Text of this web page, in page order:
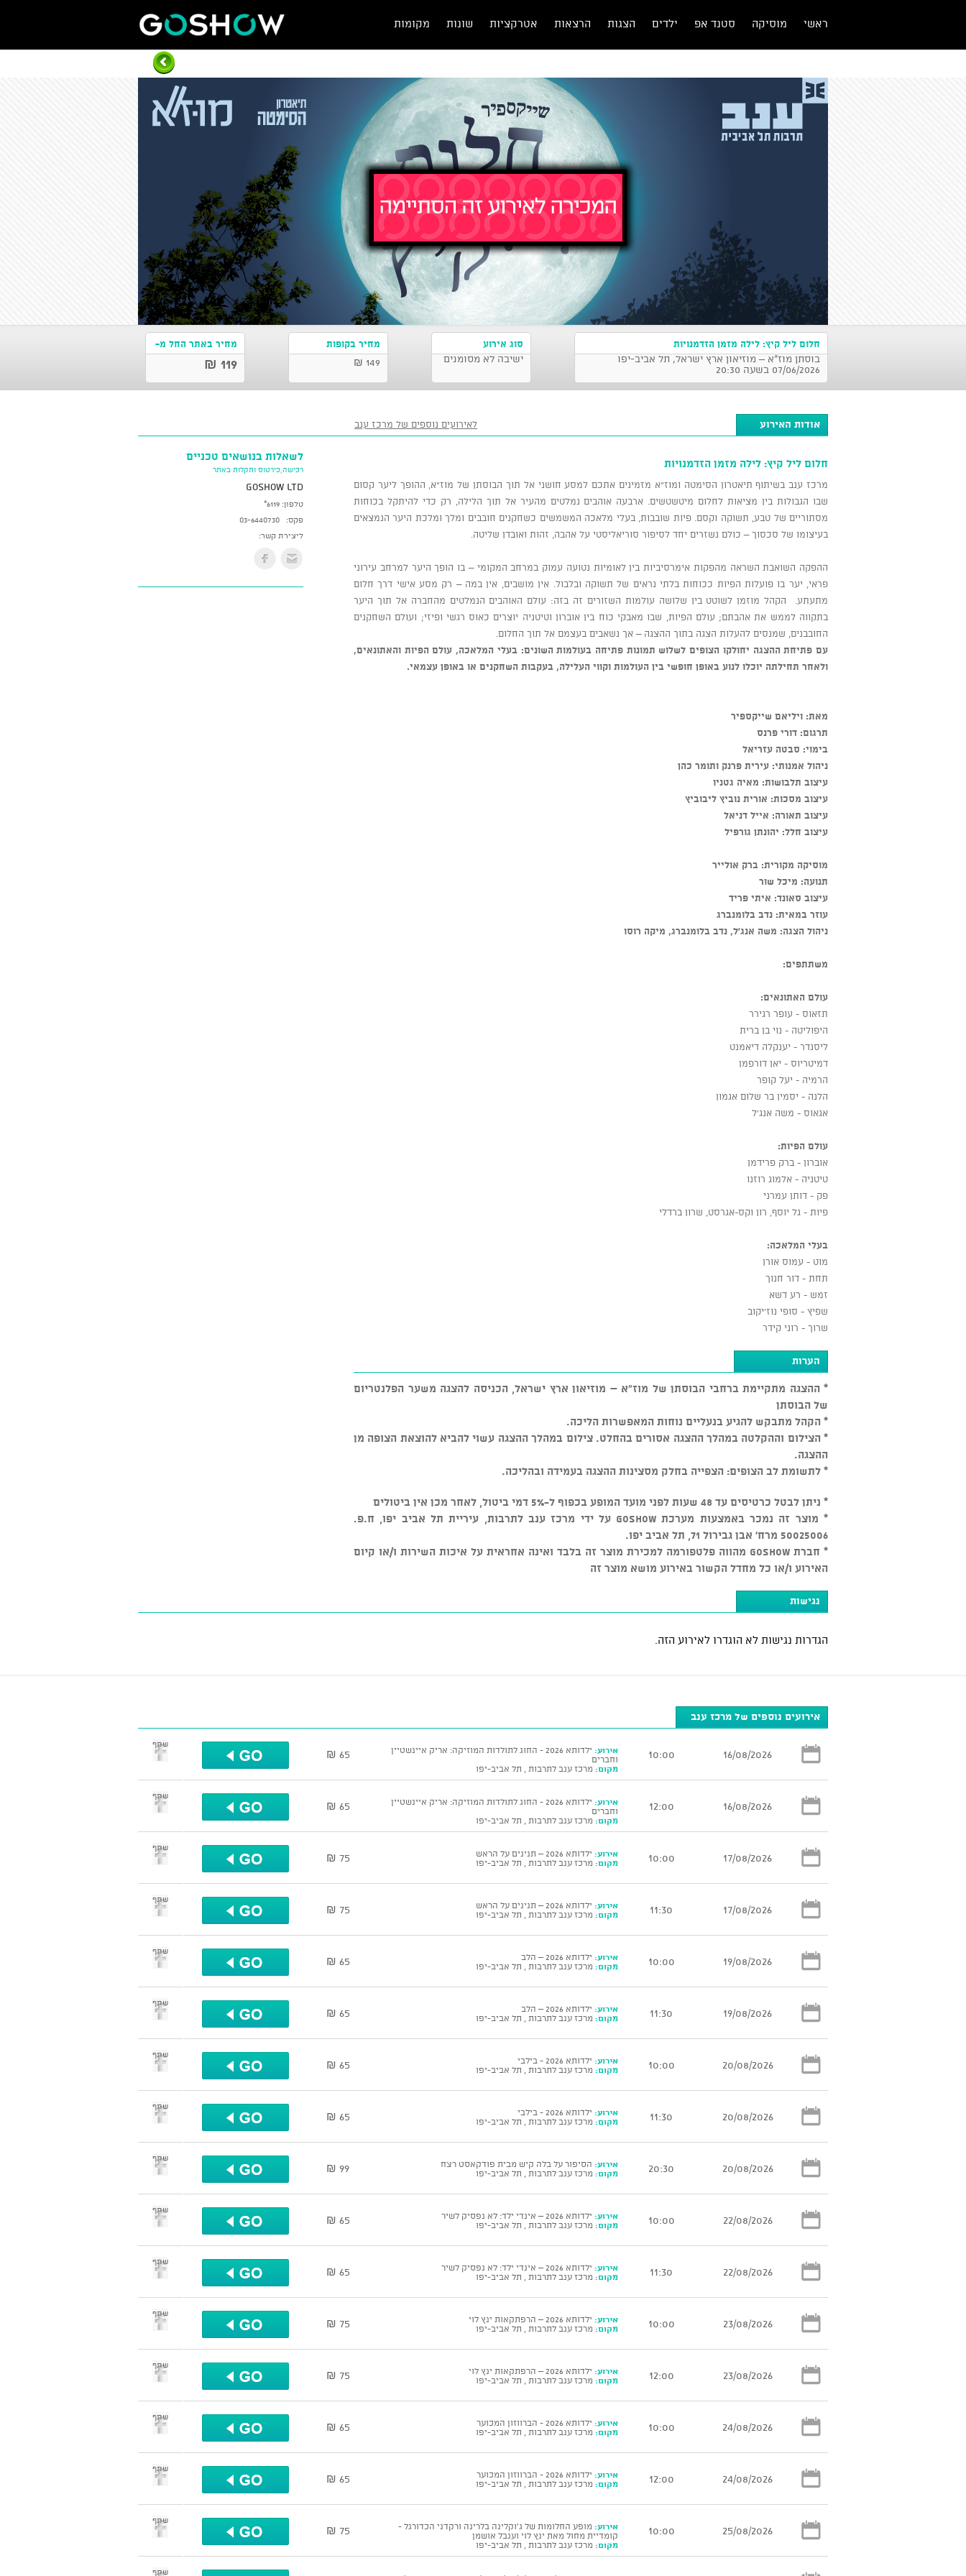
ראשי מוסיקה סטנד אפ ילדים הצגות הרצאות אטרקציות שונות מקומות
חלום ליל קיץ: לילה מזמן הזדמנויות
בוסתן מוז"א – מוזיאון ארץ ישראל, תל אביב-יפו
07/06/2026 בשעה 20:30
סוג אירוע
ישיבה לא מסומנים
מחיר בקופות
149 ₪
מחיר באתר החל מ-
119 ₪
אודות האירוע לאירועים נוספים של מרכז ענב
חלום ליל קיץ: לילה מזמן הזדמנויות
מרכז ענב בשיתוף תיאטרון הסימטה ומוז"א מזמינים אתכם למסע חושני אל תוך הבוסתן של מוז"א, ההופך ליער קסום
שבו הגבולות בין מציאות לחלום מיטשטשים. ארבעה אוהבים נמלטים מהעיר אל תוך הלילה, רק כדי להיתקל בכוחות
מסתוריים של טבע, תשוקה וקסם. פיות שובבות, בעלי מלאכה המשמשים כשחקנים חובבים ומלך ומלכת היער הנמצאים
בעיצומו של סכסוך – כולם נשזרים יחד לסיפור סוריאליסטי על אהבה, זהות ואובדן שליטה.
ההפקה השואבת השראה מהפקות אימרסיביות בין לאומיות נטועה עמוק במרחב המקומי – בו הופך היער למרחב עירוני
פראי, יער בו פועלות הפיות ככוחות בלתי נראים של תשוקה ובלבול. אין מושבים, אין במה – רק מסע אישי דרך חלום
מתעתע. הקהל מוזמן לשוטט בין שלושה עולמות השזורים זה בזה: עולם האוהבים הנמלטים מהחברה אל תוך היער
בתקווה לממש את אהבתם; עולם הפיות, שבו מאבקי כוח בין אוברון וטיטניה יוצרים כאוס רגשי ופיזי; ועולם השחקנים
החובבנים, שמנסים להעלות הצגה בתוך ההצגה – אך נשאבים בעצמם אל תוך החלום.
עם פתיחת ההצגה יחולקו הצופים לשלוש תמונות פתיחה בעולמות השונים: בעלי המלאכה, עולם הפיות והאתונאים,
ולאחר תחילתה יוכלו לנוע באופן חופשי בין העולמות וקווי העלילה, בעקבות השחקנים או באופן עצמאי.
מאת: ויליאם שייקספיר
תרגום: דורי פרנס
בימוי: סבטה עזריאל
ניהול אמנותי: עירית פרנק ותומר כהן
עיצוב תלבושות: מאיה גטניו
עיצוב מסכות: אורית נוביץ ליבוביץ
עיצוב תאורה: אייל דניאל
עיצוב חלל: יהונתן גורפיל
מוסיקה מקורית: ברק אולייר
תנועה: מיכל שור
עיצוב סאונד: איתי פריד
עוזר במאית: נדב בלומנברג
ניהול הצגה: משה אנג'ל, נדב בלומנברג, מיקה רוסו
משתתפים:
עולם האתונאים:
תזאוס - עופר רגירר
היפוליטה - נוי בן ברית
ליסנדר - יענקלה דיאמנט
דמיטריוס - יאן דורפמן
הרמיה - יעל קופר
הלנה - יסמין בר שלום אגמון
אגאוס - משה אנג'ל
עולם הפיות:
אוברון - ברק פרידמן
טיטניה - אלמוג רוזנו
פק - דותן עמרני
פיות - גל יוסף, רון וקס-אגרסט, שרון ברדלי
בעלי המלאכה:
מוט - עמוס אורן
תחת - דור חנוך
זמש - רע דשא
שפיץ - סופי נוז'יקוב
שרוך - רוני קידר
הערות
* ההצגה מתקיימת ברחבי הבוסתן של מוז"א – מוזיאון ארץ ישראל, הכניסה להצגה משער הפלנטריום
של הבוסתן
* הקהל מתבקש להגיע בנעליים נוחות המאפשרות הליכה.
* הצילום וההקלטה במהלך ההצגה אסורים בהחלט. צילום במהלך ההצגה עשוי להביא להוצאת הצופה מן
ההצגה.
* לתשומת לב הצופים: הצפייה בחלק מסצינות ההצגה בעמידה ובהליכה.
* ניתן לבטל כרטיסים עד 48 שעות לפני מועד המופע בכפוף ל-5% דמי ביטול, לאחר מכן אין ביטולים
* מוצר זה נמכר באמצעות מערכת GOSHOW על ידי מרכז ענב לתרבות, עיריית תל אביב יפו, ח.פ.
50025006 מרח' אבן גבירול 71, תל אביב יפו.
* חברת GOSHOW מהווה פלטפורמה למכירת מוצר זה בלבד ואינה אחראית על איכות השירות ו/או קיום
האירוע ו/או כל מחדל הקשור באירוע מושא מוצר זה
לשאלות בנושאים טכניים
רכישה,כירטוס ותקלות באתר
GoShow LTD
טלפון: *6119
פקס:
03-6440730
ליצירת קשר:
נגישות
הגדרות נגישות לא הוגדרו לאירוע הזה.
אירועים נוספים של מרכז ענב
16/08/2026
10:00 אירוע:
ילדותא 2026 - החוג לתולדות המוזיקה: אריק איינשטיין
וחברים
מקום: מרכז ענב לתרבות , תל אביב-יפו
65 ₪
שתף
16/08/2026
12:00 אירוע:
ילדותא 2026 - החוג לתולדות המוזיקה: אריק איינשטיין
וחברים
מקום: מרכז ענב לתרבות , תל אביב-יפו
65 ₪
שתף
17/08/2026
10:00 אירוע: ילדותא 2026 – תנינים על הראש
מקום: מרכז ענב לתרבות , תל אביב-יפו 75 ₪
שתף
17/08/2026
11:30 אירוע: ילדותא 2026 – תנינים על הראש
מקום: מרכז ענב לתרבות , תל אביב-יפו 75 ₪
שתף
19/08/2026
10:00 אירוע: ילדותא 2026 – הלב
מקום: מרכז ענב לתרבות , תל אביב-יפו 65 ₪
שתף
19/08/2026
11:30 אירוע: ילדותא 2026 – הלב
מקום: מרכז ענב לתרבות , תל אביב-יפו 65 ₪
שתף
20/08/2026
10:00 אירוע: ילדותא 2026 - בילבי
מקום: מרכז ענב לתרבות , תל אביב-יפו 65 ₪
שתף
20/08/2026
11:30 אירוע: ילדותא 2026 - בילבי
מקום: מרכז ענב לתרבות , תל אביב-יפו 65 ₪
שתף
20/08/2026
20:30 אירוע: הסיפור על בלה קיש מבית פודקאסט רצח
מקום: מרכז ענב לתרבות , תל אביב-יפו 99 ₪
שתף
22/08/2026
10:00 אירוע: ילדותא 2026 – אינדי ילד: לא נפסיק לשיר
מקום: מרכז ענב לתרבות , תל אביב-יפו 65 ₪
שתף
22/08/2026
11:30 אירוע: ילדותא 2026 – אינדי ילד: לא נפסיק לשיר
מקום: מרכז ענב לתרבות , תל אביב-יפו 65 ₪
שתף
23/08/2026
10:00 אירוע: ילדותא 2026 – הרפתקאות ינץ לוי
מקום: מרכז ענב לתרבות , תל אביב-יפו 75 ₪
שתף
23/08/2026
12:00 אירוע: ילדותא 2026 – הרפתקאות ינץ לוי
מקום: מרכז ענב לתרבות , תל אביב-יפו 75 ₪
שתף
24/08/2026
10:00 אירוע: ילדותא 2026 - הברווזון המכוער
מקום: מרכז ענב לתרבות , תל אביב-יפו 65 ₪
שתף
24/08/2026
12:00 אירוע: ילדותא 2026 - הברווזון המכוער
מקום: מרכז ענב לתרבות , תל אביב-יפו 65 ₪
שתף
25/08/2026
10:00 אירוע: מופע החלומות של ג'וקלינה בלרינה ורקדני הכדורגל -
קומדיית מחול מאת ינץ לוי וענבל אושמן
מקום: מרכז ענב לתרבות , תל אביב-יפו
75 ₪
שתף
שתף